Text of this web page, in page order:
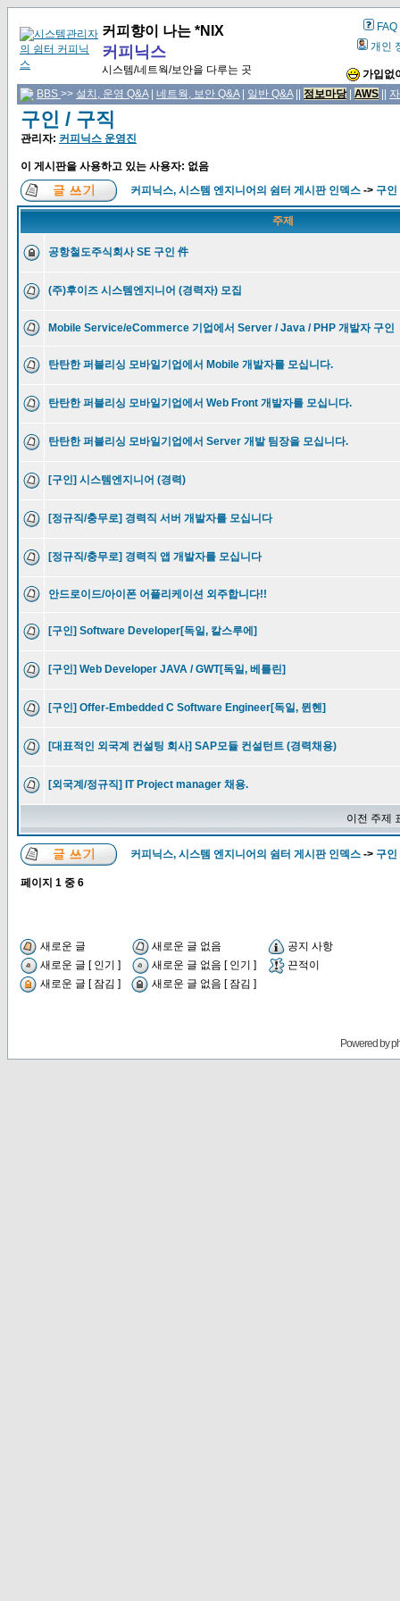
커피향이 나는 *NIX
커피닉스
시스템/네트웍/보안을 다루는 곳
FAQ
개인
가입없
BBS >> 설치, 운영 Q&A| 네트웍, 보안 Q&A| 일반 Q&A|| 정보마당| AWS
구인 / 구직
관리자: 커피닉스 운영진
이 게시판을 사용하고 있는 사용자: 없음
커피닉스, 시스템 엔지니어의 쉼터 게시판 인덱스 -> 구인
주제
공항철도주식회사 SE 구인 件
(주)후이즈 시스템엔지니어 (경력자) 모집
Mobile Service/eCommerce 기업에서 Server / Java / PHP 개발자 구인
탄탄한 퍼블리싱 모바일기업에서 Mobile 개발자를 모십니다.
탄탄한 퍼블리싱 모바일기업에서 Web Front 개발자를 모십니다.
탄탄한 퍼블리싱 모바일기업에서 Server 개발 팀장을 모십니다.
[구인] 시스템엔지니어 (경력)
[정규직/충무로] 경력직 서버 개발자를 모십니다
[정규직/충무로] 경력직 앱 개발자를 모십니다
안드로이드/아이폰 어플리케이션 외주합니다!!
[구인] Software Developer[독일, 칼스루에]
[구인] Web Developer JAVA / GWT[독일, 베를린]
[구인] Offer-Embedded C Software Engineer[독일, 뮌헨]
[대표적인 외국계 컨설팅 회사] SAP모듈 컨설턴트 (경력채용)
[외국계/정규직] IT Project manager 채용.
이전 주제
커피닉스, 시스템 엔지니어의 쉼터 게시판 인덱스 -> 구인
페이지 1 중 6
새로운 글 새로운 글 없음
공지 사항
새로운 글 [ 인기 ]
새로운 글 없음 [ 인기 ]
끈적이
새로운 글 [ 잠김 ]
새로운 글 없음 [ 잠김 ]
Powered by